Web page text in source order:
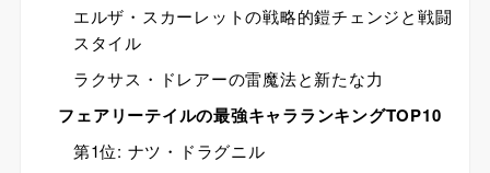
エルザ・スカーレットの戦略的鎧チェンジと戦闘
スタイル
ラクサス・ドレアーの雷魔法と新たな力
フェアリーテイルの最強キャラランキングTOP10
第1位: ナツ・ドラグニル